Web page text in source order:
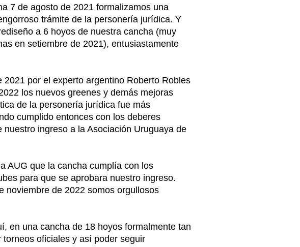
7 de agosto de 2021 formalizamos una
trámite de la personería jurídica. Y
a 6 hoyos de nuestra cancha (muy
en setiembre de 2021), entusiastamente
por el experto argentino Roberto Robles
los nuevos greenes y demás mejoras
de la personería jurídica fue más
cumplido entonces con los deberes
ingreso a la Asociación Uruguaya de
AUG que la cancha cumplía con los
para que se aprobara nuestro ingreso.
noviembre de 2022 somos orgullosos
en una cancha de 18 hoyos formalmente tan
oficiales y así poder seguir